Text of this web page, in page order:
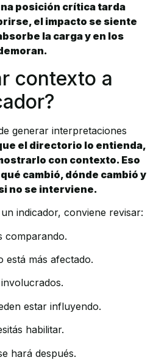
posición crítica tarda
el impacto se siente
la carga y en los
contexto a
generar interpretaciones
el directorio lo entienda,
con contexto. Eso
cambió, dónde cambió y
no se interviene.
indicador, conviene revisar:
comparando.
está más afectado.
estar influyendo.
habilitar.
hará después.